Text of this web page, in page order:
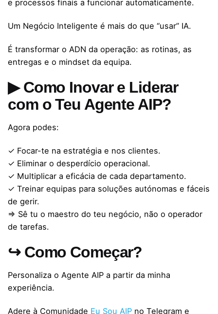
e processos finais a funcionar automaticamente.
Um Negócio Inteligente é mais do que “usar” IA.
É transformar o ADN da operação: as rotinas, as
entregas e o mindset da equipa.
▶ Como Inovar e Liderar
com o Teu Agente AIP?
Agora podes:
✓ Focar-te na estratégia e nos clientes.
✓ Eliminar o desperdício operacional.
✓ Multiplicar a eficácia de cada departamento.
✓ Treinar equipas para soluções autónomas e fáceis
de gerir.
⇒ Sê tu o maestro do teu negócio, não o operador
de tarefas.
↪ Como Começar?
Personaliza o Agente AIP a partir da minha
experiência.
Adere à Comunidade Eu Sou AIP no Telegram e